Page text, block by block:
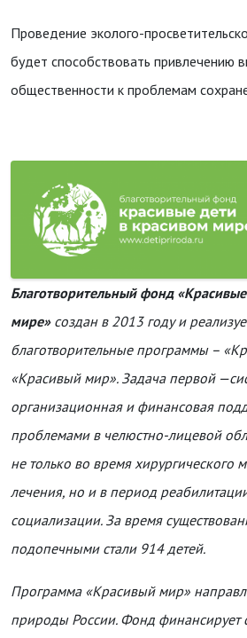
Проведение эколого-
будет способствовать привлечению
общественности к проблемам
Благотворительный фонд
мире»создан в 2013 году и
благотворительные программы –
«Красивый мир». Задача первой
организационная и финансовая
проблемами в челюстно-лицевой
не только во время хирургического
лечения, но и в период
социализации. За время
подопечными стали 914 детей.
Программа «Красивый мир»
природы России. Фонд финансирует